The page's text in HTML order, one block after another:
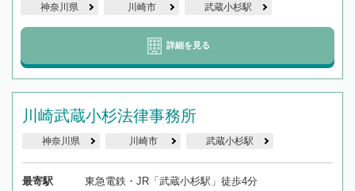
神奈川県 川崎市 武蔵小杉駅
詳細を見る
川崎武蔵小杉法律事務所
神奈川県 川崎市 武蔵小杉駅
最寄駅 東急電鉄・JR「武蔵小杉駅」徒歩4分